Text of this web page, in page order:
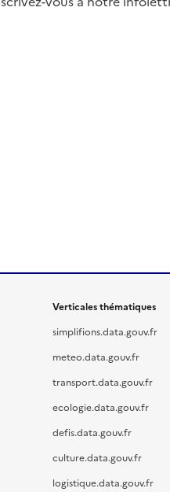
Verticales thématiques
simplifions.data.gouv.fr
meteo.data.gouv.fr
transport.data.gouv.fr
ecologie.data.gouv.fr
defis.data.gouv.fr
culture.data.gouv.fr
logistique.data.gouv.fr